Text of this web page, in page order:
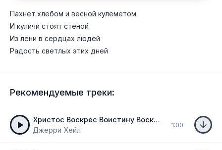
Пахнет хлебом и весной кулеметом
И куличи стоят стеной
Из лени в сердцах людей
Радость светлых этих дней
Рекомендуемые треки:
Христос Воскрес Воистину Воскрес
Джерри Хейл
1:00